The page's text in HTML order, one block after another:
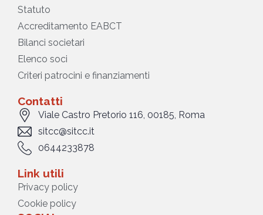
Statuto
Accreditamento EABCT
Bilanci societari
Elenco soci
Criteri patrocini e finanziamenti
Contatti
Viale Castro Pretorio 116, 00185, Roma
sitcc@sitcc.it
0644233878
Link utili
Privacy policy
Cookie policy